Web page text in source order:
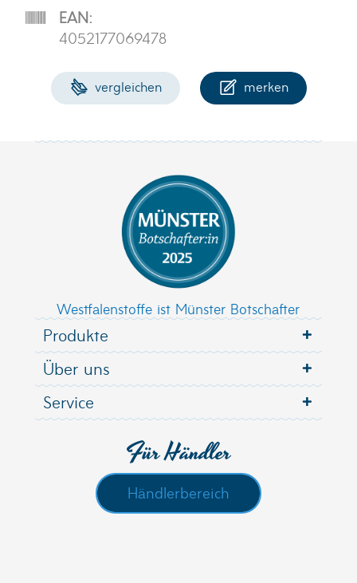
EAN:
4052177069478
vergleichen merken
Westfalenstoffe ist Münster Botschafter
Produkte
Über uns
Service
Für Händler
Händlerbereich